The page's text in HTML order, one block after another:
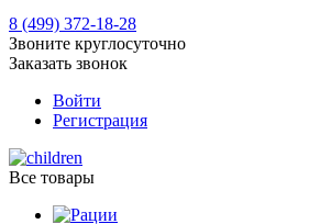
8 (499) 372-18-28
Звоните круглосуточно
Заказать звонок
Войти
Регистрация
Все товары